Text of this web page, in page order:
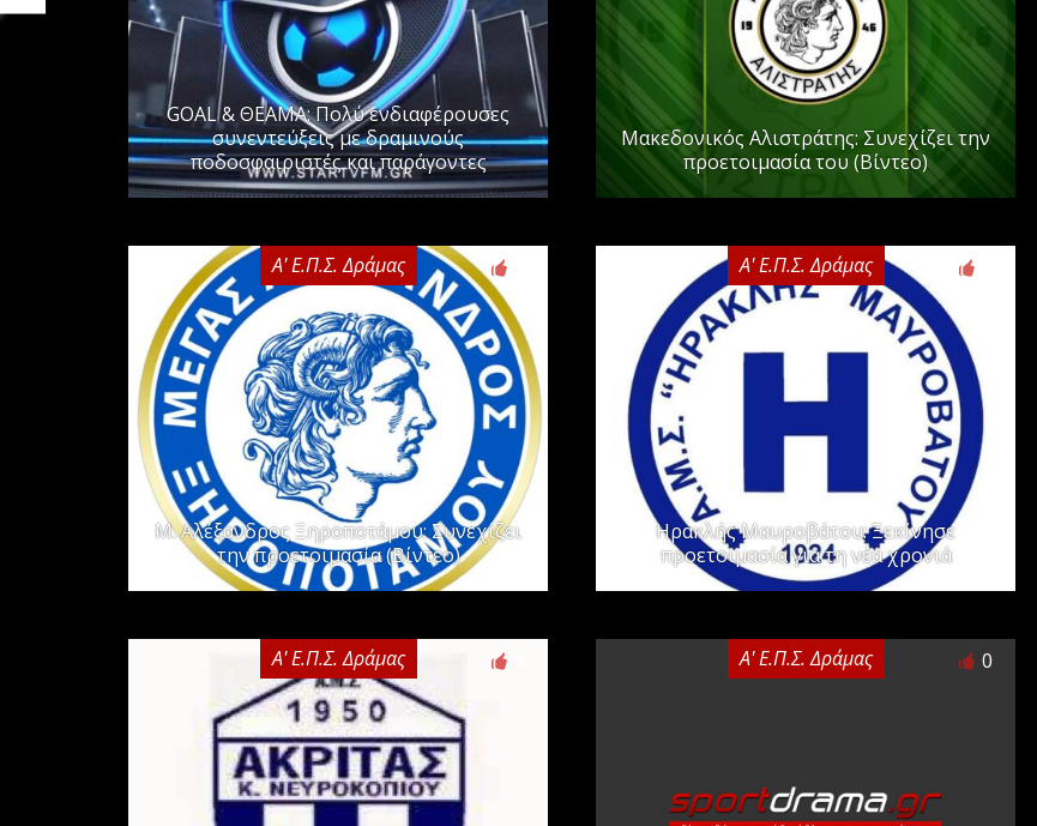
GOAL & ΘΕΑΜΑ: Πολύ ενδιαφέρουσες
συνεντεύξεις με δραμινούς
ποδοσφαιριστές και παράγοντες
Μακεδονικός Αλιστράτης: Συνεχίζει την
προετοιμασία του (Βίντεο)
Α' Ε.Π.Σ. Δράμας
Μ. Αλέξανδρος Ξηροποτάμου: Συνεχίζει
την προετοιμασία (Βίντεο)
Α' Ε.Π.Σ. Δράμας
Ηρακλής Μαυροβάτου: Ξεκίνησε
προετοιμασία για τη νέα χρονιά
Α' Ε.Π.Σ. Δράμας Α' Ε.Π.Σ. Δράμας 0